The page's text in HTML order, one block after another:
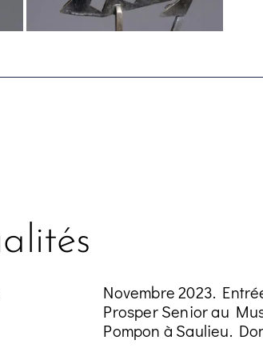
Novembre 2023.
Prosper Senior au
Pompon à Saulieu.